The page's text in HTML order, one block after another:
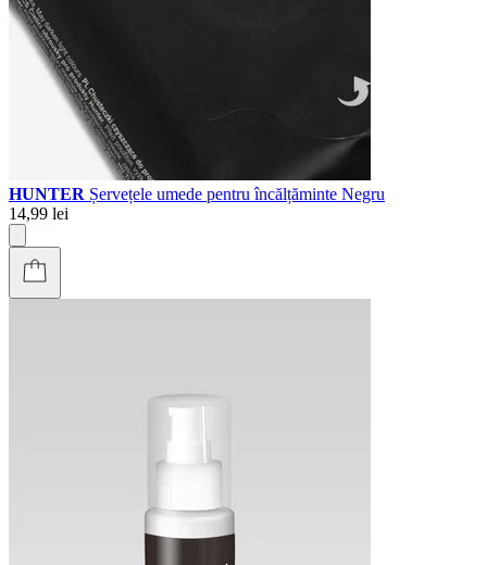
HUNTER Șervețele umede pentru încălțăminte Negru
14,99 lei